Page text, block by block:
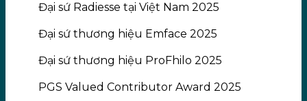
Đại sứ Radiesse tại Việt Nam 2025
Đại sứ thương hiệu Emface 2025
Đại sứ thương hiệu ProFhilo 2025
PGS Valued Contributor Award 2025